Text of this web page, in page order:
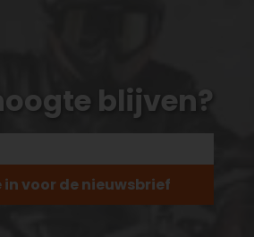
blijven?
in voor de nieuwsbrief